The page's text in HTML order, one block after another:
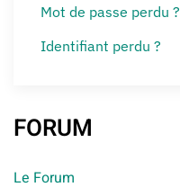
Mot de passe perdu ?
Identifiant perdu ?
FORUM
Le Forum